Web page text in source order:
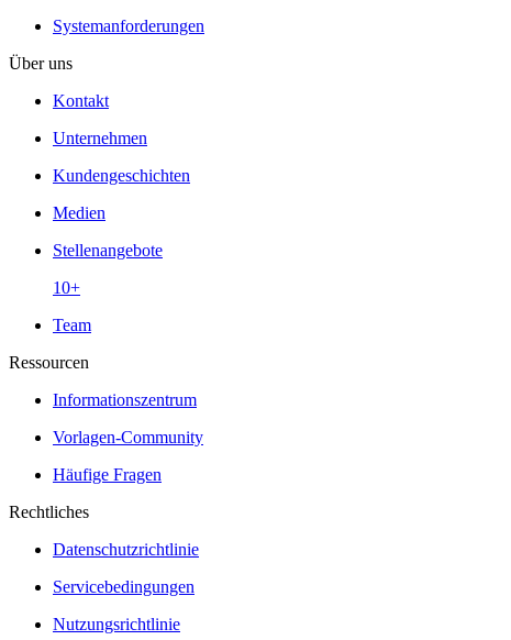
Systemanforderungen
Über uns
Kontakt
Unternehmen
Kundengeschichten
Medien
Stellenangebote
10+
Team
Ressourcen
Informationszentrum
Vorlagen-Community
Häufige Fragen
Rechtliches
Datenschutzrichtlinie
Servicebedingungen
Nutzungsrichtlinie